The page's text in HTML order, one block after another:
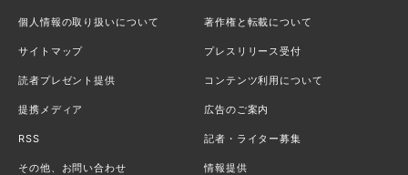
個人情報の取り扱いについて 著作権と転載について
サイトマップ プレスリリース受付
読者プレゼント提供 コンテンツ利用について
提携メディア 広告のご案内
RSS 記者・ライター募集
その他、お問い合わせ 情報提供